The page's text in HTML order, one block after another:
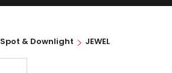
Spot & Downlight JEWEL